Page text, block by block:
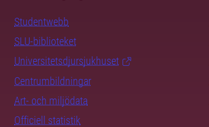
Studentwebb
SLU-biblioteket
Universitetsdjursjukhuset
Centrumbildningar
Art- och miljödata
Officiell statistik